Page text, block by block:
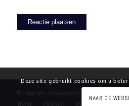
© Copyright - Himalayan Heart
HOME
CONTACT UW PRIVACY
Deze site gebruikt cookies om u
NAAR DE